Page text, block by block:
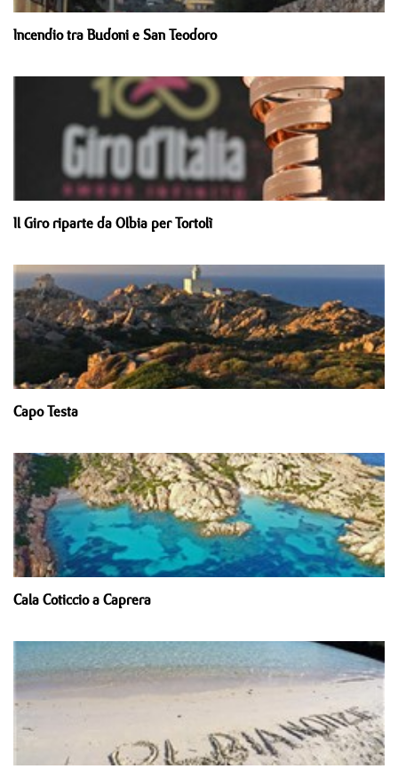
Incendio tra Budoni e San Teodoro
Il Giro riparte da Olbia per Tortolì
Capo Testa
Cala Coticcio a Caprera